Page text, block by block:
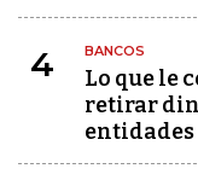
4 BANCOS
Lo que le
retirar
entidades